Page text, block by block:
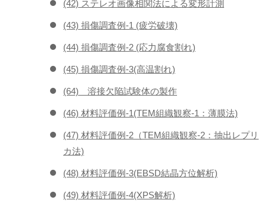
(42) ステレオ画像相関法による変形計測
(43) 損傷調査例-1 (疲労破壊)
(44) 損傷調査例-2 (応力腐食割れ)
(45) 損傷調査例-3(高温割れ)
(64) 溶接欠陥試験体の製作
(46) 材料評価例-1(TEM組織観察-1：薄膜法)
(47) 材料評価例-2（TEM組織観察-2：抽出レプリ
カ法)
(48) 材料評価例-3(EBSD結晶方位解析)
(49) 材料評価例-4(XPS解析)